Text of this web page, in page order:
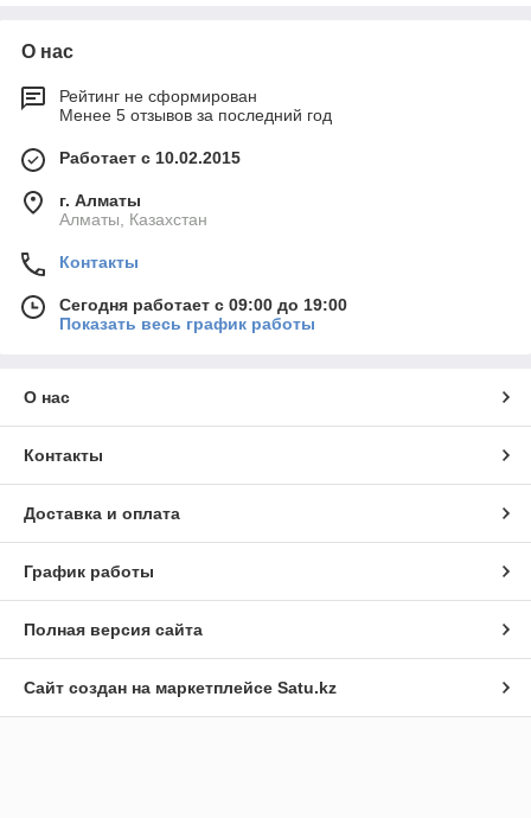
О нас
Рейтинг не сформирован
Менее 5 отзывов за последний год
Работает с 10.02.2015
г. Алматы
Алматы, Казахстан
Контакты
Сегодня работает с 09:00 до 19:00
Показать весь график работы
О нас
Контакты
Доставка и оплата
График работы
Полная версия сайта
Сайт создан на маркетплейсе Satu.kz